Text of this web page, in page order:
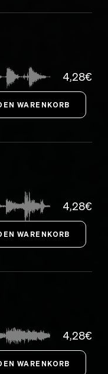
4,28€
4,28€
4,28€